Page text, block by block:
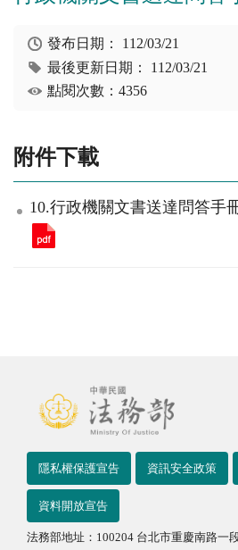
發布日期： 112/03/21
最後更新日期： 112/03/21
點閱次數：4356
附件下載
10.行政機關文書送達問答手
隱私權保護宣告 資訊安全政策
資料開放宣告
法務部地址：100204 台北市重慶南路